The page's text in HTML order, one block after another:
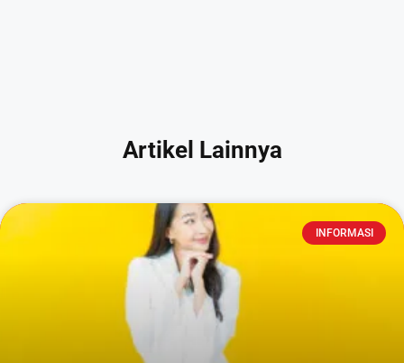
Artikel Lainnya
INFORMASI